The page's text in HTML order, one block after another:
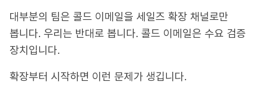
대부분의 팀은 콜드 이메일을 세일즈 확장 채널로만
봅니다. 우리는 반대로 봅니다. 콜드 이메일은 수요 검증
장치입니다.
확장부터 시작하면 이런 문제가 생깁니다.